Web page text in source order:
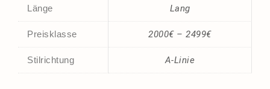
Länge Lang
Preisklasse 2000€ – 2499€
Stilrichtung A-Linie